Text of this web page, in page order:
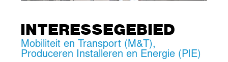
INTERESSEGEBIED
Mobiliteit en Transport (M&T),
Produceren Installeren en Energie (PIE)